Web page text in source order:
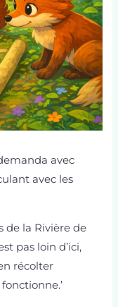
avec
avec les
de la Rivière de
pas loin d’ici,
récolter